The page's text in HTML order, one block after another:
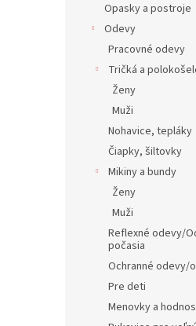
Opasky a postroje
Odevy
Pracovné odevy
Tričká a
Ženy
Muži
Nohavice, tepláky
Čiapky, šiltovky
Mikiny a bundy
Ženy
Muži
Reflexné odevy/
počasia
Ochranné odevy/
Pre deti
Menovky a